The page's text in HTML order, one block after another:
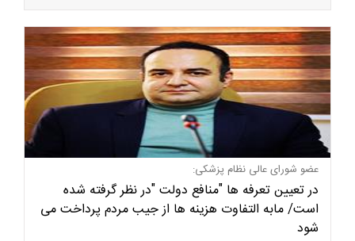
عضو شورای عالی نظام پزشکی:
در تعیین تعرفه ها "منافع دولت "در نظر گرفته شده
است/ مابه التفاوت هزینه ها از جیب مردم پرداخت می
شود